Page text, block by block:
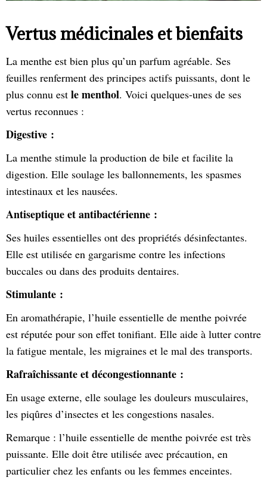
Vertus médicinales et bienfaits
La menthe est bien plus qu’un parfum agréable. Ses
feuilles renferment des principes actifs puissants, dont le
plus connu est le menthol. Voici quelques-unes de ses
vertus reconnues :
Digestive :
La menthe stimule la production de bile et facilite la
digestion. Elle soulage les ballonnements, les spasmes
intestinaux et les nausées.
Antiseptique et antibactérienne :
Ses huiles essentielles ont des propriétés désinfectantes.
Elle est utilisée en gargarisme contre les infections
buccales ou dans des produits dentaires.
Stimulante :
En aromathérapie, l’huile essentielle de menthe poivrée
est réputée pour son effet tonifiant. Elle aide à lutter contre
la fatigue mentale, les migraines et le mal des transports.
Rafraîchissante et décongestionnante :
En usage externe, elle soulage les douleurs musculaires,
les piqûres d’insectes et les congestions nasales.
Remarque : l’huile essentielle de menthe poivrée est très
puissante. Elle doit être utilisée avec précaution, en
particulier chez les enfants ou les femmes enceintes.